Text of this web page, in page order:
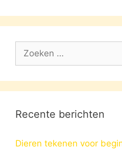
naar:
Recente berichten
Dieren tekenen voor